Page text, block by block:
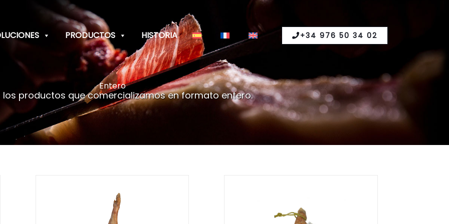
PRODUCTOS HISTORIA +34 976 50 34 02
Entero
los productos que comercializamos en formato entero.